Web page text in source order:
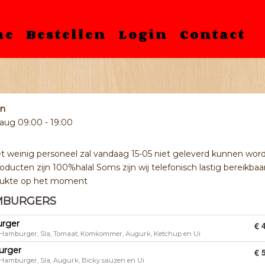
Bestellen Login Contact
09:00 - 19:00
weinig personeel zal vandaag 15-05 niet geleverd kunnen
zijn 100%halal Soms zijn wij telefonisch lastig
op het moment
Sla, Tomaat, Komkommer, Augurk, Ketchup en Ui
€
Sla, Augurk, Bicky sauzen en Ui
€